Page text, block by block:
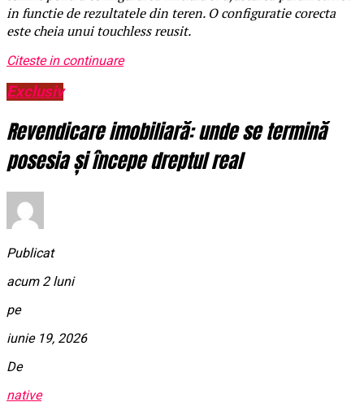
in functie de rezultatele din teren. O configuratie corecta
este cheia unui touchless reusit.
Citeste in continuare
Exclusiv
Revendicare imobiliară: unde se termină
posesia și începe dreptul real
Publicat
acum 2 luni
pe
iunie 19, 2026
De
native